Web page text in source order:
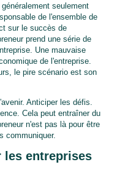
seulement
de l'ensemble de
sur le succès de
prend une série de
Une mauvaise
de l'entreprise.
le pire scénario est son
Anticiper les défis.
Cela peut entraîner du
n'est pas là pour être
communiquer.
les entreprises